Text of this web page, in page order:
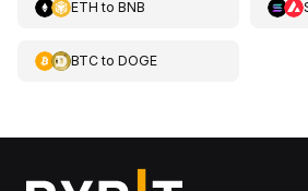
ETH to BNB
BTCto DOGE